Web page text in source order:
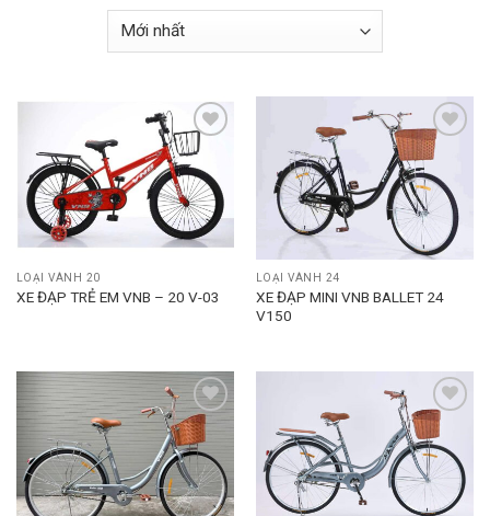
Add to
wishlist
LOẠI VÀNH 20
XE ĐẠP TRẺ EM VNB – 20 V-03
Add to
wishlist
LOẠI VÀNH 24
XE ĐẠP MINI VNB BALLET 24
V150
Add to
wishlist
Add to
wishlist